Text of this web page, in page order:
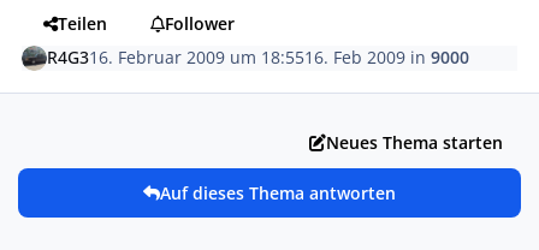
Teilen
Follower
R4G316. Februar 2009 um 18:5516. Feb 2009 in9000
Neues Thema starten
Auf dieses Thema antworten